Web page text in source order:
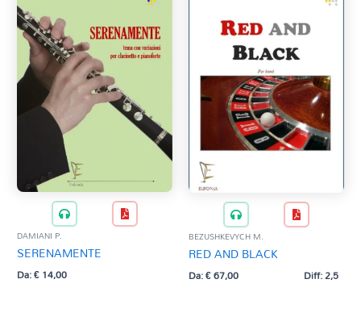
DAMIANI P.
SERENAMENTE
Da:€14,00
BEZUSHKEVYCH M.
RED AND BLACK
Da:€67,00 Diff: 2,5